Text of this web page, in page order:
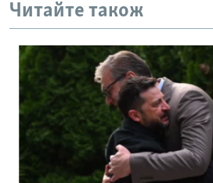
ДОЛУЧАЙСЯ!
Усі сайти RFE/RL
Читайте також